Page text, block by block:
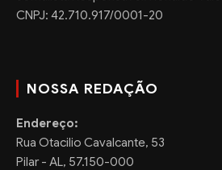
CNPJ: 42.710.917/0001-20
NOSSA REDAÇÃO
Endereço:
Rua Otacilio Cavalcante, 53
Pilar - AL, 57.150-000